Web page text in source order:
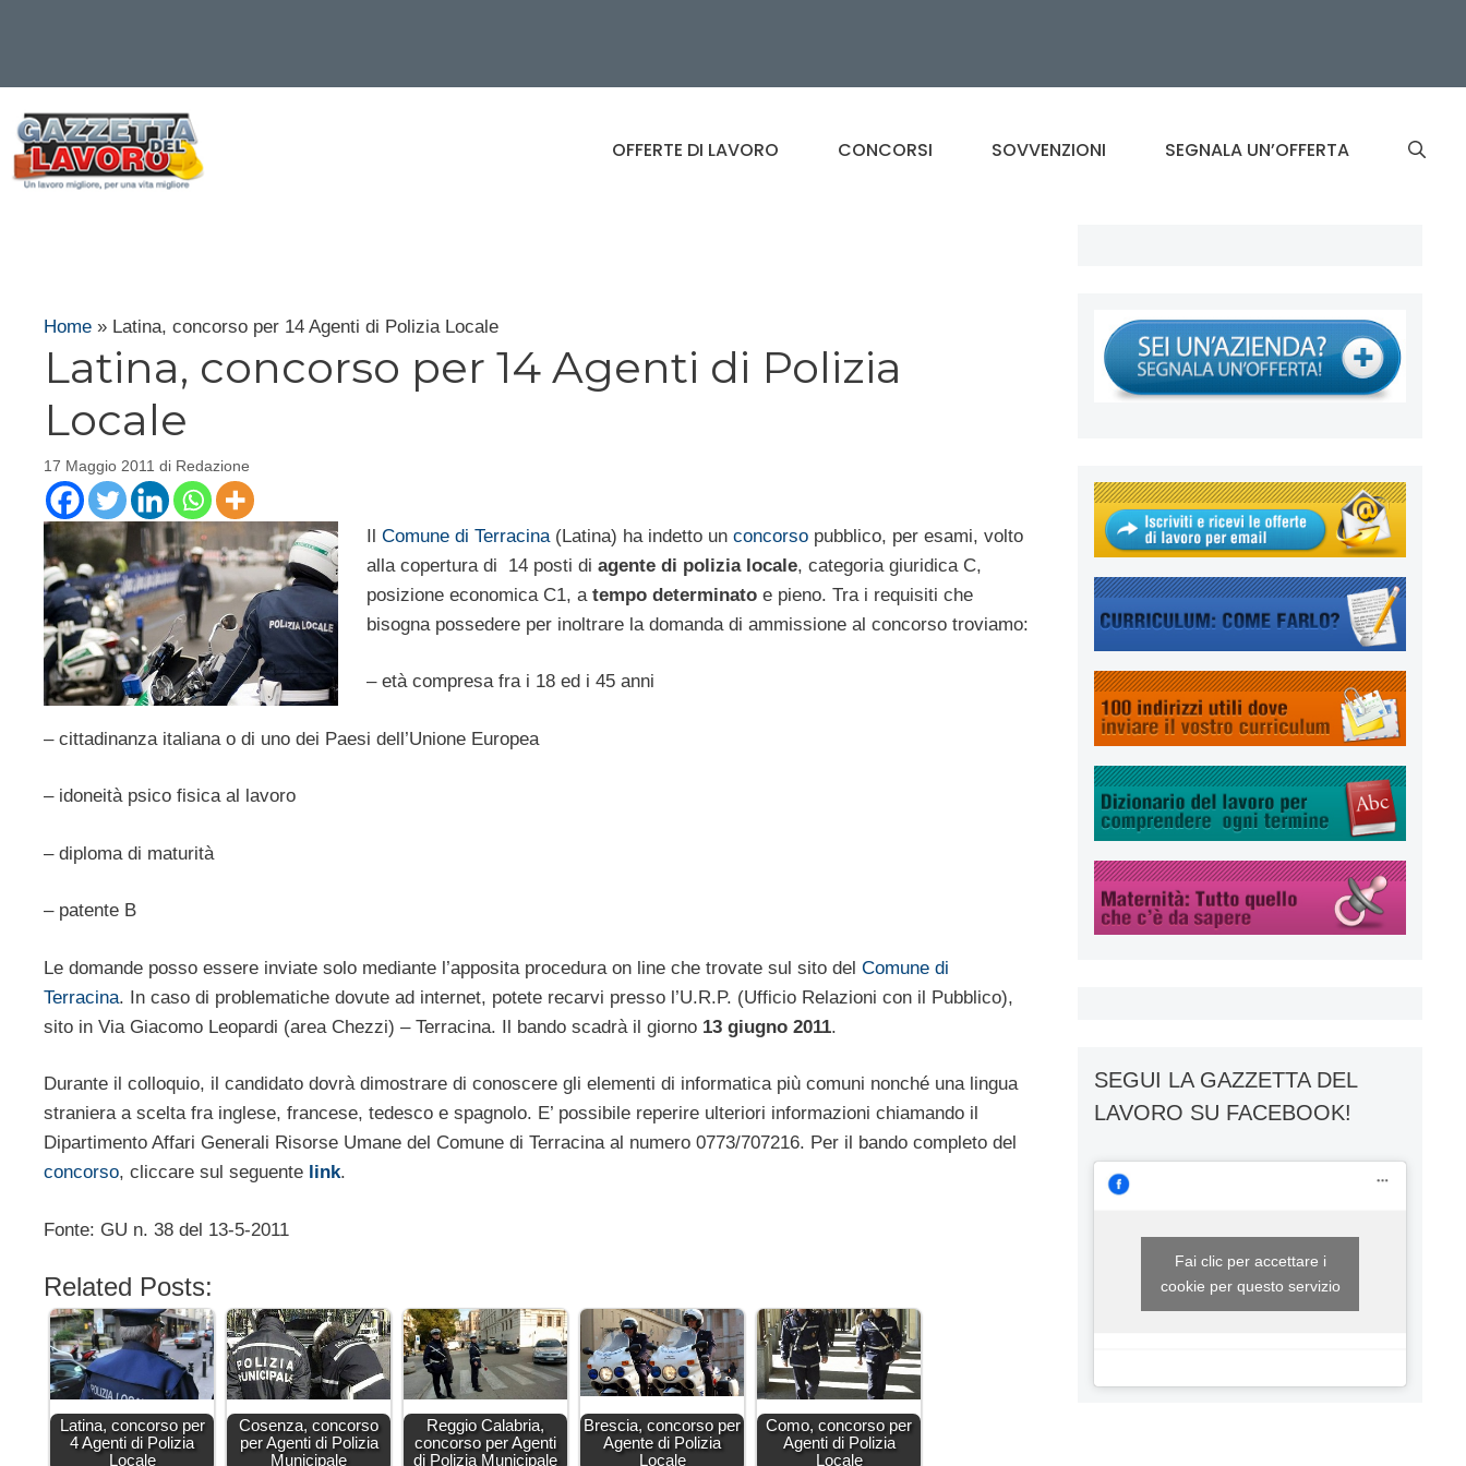
contenuto
OFFERTE DI LAVORO CONCORSI SOVVENZIONI SEGNALA UN’OFFERTA
Home » Latina, concorso per 14 Agenti di Polizia Locale
Latina, concorso per 14 Agenti di Polizia
Locale
17 Maggio 2011 di Redazione
Il Comune di Terracina(Latina) ha indetto un concorsopubblico, per esami, volto
alla copertura di 14 posti di agente di polizia locale, categoria giuridica C,
posizione economica C1, a tempo determinatoe pieno. Tra i requisiti che
bisogna possedere per inoltrare la domanda di ammissione al concorso troviamo:
– età compresa fra i 18 ed i 45 anni
– cittadinanza italiana o di uno dei Paesi dell’Unione Europea
– idoneità psico fisica al lavoro
– diploma di maturità
– patente B
Le domande posso essere inviate solo mediante l’apposita procedura on line che trovate sul sito del Comune di
Terracina. In caso di problematiche dovute ad internet, potete recarvi presso l’U.R.P. (Ufficio Relazioni con il Pubblico),
sito in Via Giacomo Leopardi (area Chezzi) – Terracina. Il bando scadrà il giorno 13 giugno 2011.
Durante il colloquio, il candidato dovrà dimostrare di conoscere gli elementi di informatica più comuni nonché una lingua
straniera a scelta fra inglese, francese, tedesco e spagnolo. E’ possibile reperire ulteriori informazioni chiamando il
Dipartimento Affari Generali Risorse Umane del Comune di Terracina al numero 0773/707216. Per il bando completo del
concorso, cliccare sul seguente link.
Fonte: GU n. 38 del 13-5-2011
Related Posts:
Latina, concorso per
4 Agenti di Polizia
Locale
Cosenza, concorso
per Agenti di Polizia
Municipale
Reggio Calabria,
concorso per Agenti
di Polizia Municipale
Brescia, concorso per
Agente di Polizia
Locale
Como, concorso per
Agenti di Polizia
Locale
SEGUI LA GAZZETTA DEL
LAVORO SU FACEBOOK!
Fai clic per accettare i
cookie per questo servizio